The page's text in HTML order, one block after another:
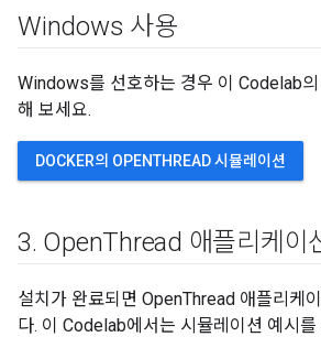
Windows 사용
Windows를 선호하는 경우 이 Codelab
해 보세요.
DOCKER의 OPENTHREAD 시뮬레이션
3. OpenThread 애플리케이
설치가 완료되면 OpenThread 애플리케
다. 이 Codelab에서는 시뮬레이션 예시를